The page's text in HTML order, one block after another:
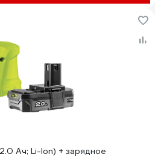
Ач; Li-Ion) + зарядное